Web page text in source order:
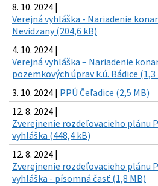
8. 10. 2024 |
Verejná vyhláška - Nariadenie
Nevidzany (204,6 kB)
4. 10. 2024 |
Verejná vyhláška – Nariadenie
pozemkových úprav k.ú. Bádice (1,3
3. 10. 2024 | PPÚ Čeľadice (2,5 MB)
12. 8. 2024 |
Zverejnenie rozdeľovacieho plánu
vyhláška (448,4 kB)
12. 8. 2024 |
Zverejnenie rozdeľovacieho plánu
vyhláška - písomná časť (1,8 MB)